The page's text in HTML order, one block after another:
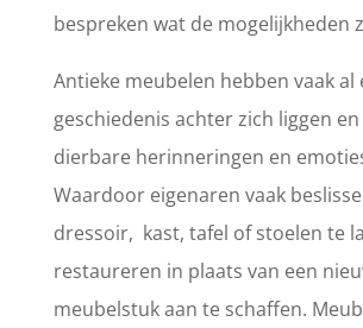
bespreken wat de mogelijkheden
Antieke meubelen hebben vaak al
geschiedenis achter zich liggen
dierbare herinneringen en
Waardoor eigenaren vaak
dressoir, kast, tafel of stoelen te
restaureren in plaats van een
meubelstuk aan te schaffen.